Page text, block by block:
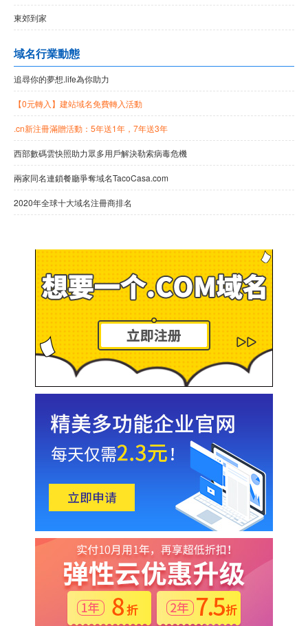
東郊到家
域名行業動態
追尋你的夢想.life為你助力
【0元轉入】建站域名免費轉入活動
.cn新注冊滿贈活動：5年送1年，7年送3年
西部數碼雲快照助力眾多用戶解決勒索病毒危機
兩家同名連鎖餐廳爭奪域名TacoCasa.com
2020年全球十大域名注冊商排名